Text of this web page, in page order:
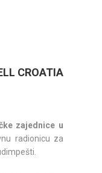
CROATIA
zajednice u
radionicu za